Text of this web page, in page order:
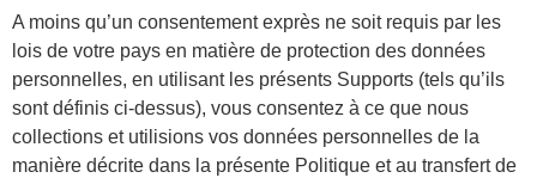
A moins qu’un consentement exprès ne soit requis par les
lois de votre pays en matière de protection des données
personnelles, en utilisant les présents Supports (tels qu’ils
sont définis ci-dessus), vous consentez à ce que nous
collections et utilisions vos données personnelles de la
manière décrite dans la présente Politique et au transfert de